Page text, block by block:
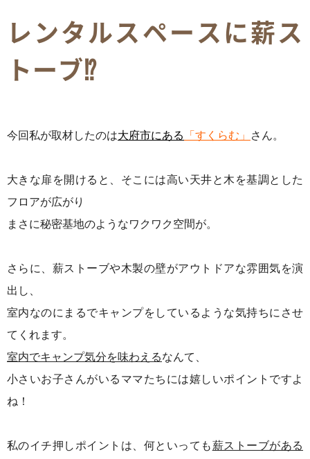
レンタルスペースに薪ス
トーブ⁉
今回私が取材したのは大府市にある 「すくらむ」 さん。
大きな扉を開けると、そこには高い天井と木を基調とした
フロアが広がり
まさに秘密基地のようなワクワク空間が。
さらに、薪ストーブや木製の壁がアウトドアな雰囲気を演
出し、
室内なのにまるでキャンプをしているような気持ちにさせ
てくれます。
室内でキャンプ気分を味わえるなんて、
小さいお子さんがいるママたちには嬉しいポイントですよ
ね！
私のイチ押しポイントは、何といっても薪ストーブがある